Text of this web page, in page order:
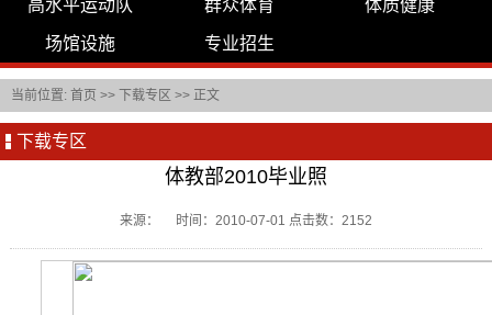
高水平运动队 群众体育 体质健康
场馆设施 专业招生
当前位置: 首页 >> 下载专区 >> 正文
下载专区
体教部2010毕业照
来源： 时间：2010-07-01 点击数： 2152